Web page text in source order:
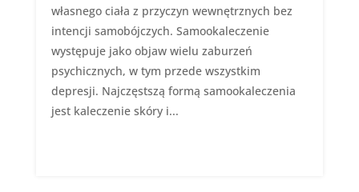
własnego ciała z przyczyn wewnętrznych bez
intencji samobójczych. Samookaleczenie
występuje jako objaw wielu zaburzeń
psychicznych, w tym przede wszystkim
depresji. Najczęstszą formą samookaleczenia
jest kaleczenie skóry i...